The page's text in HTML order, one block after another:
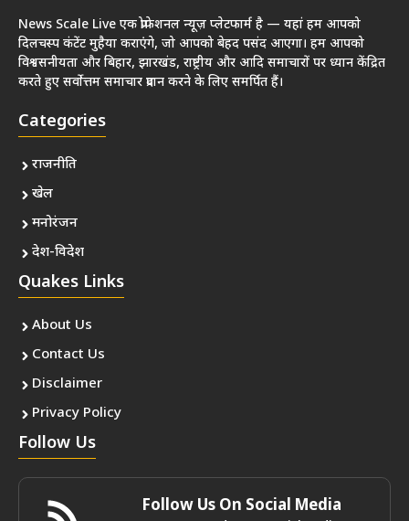
News Scale Live एक प्रोफेशनल न्यूज़ प्लेटफार्म है — यहां हम आपको
दिलचस्प कंटेंट मुहैया कराएंगे, जो आपको बेहद पसंद आएगा। हम आपको
विश्वसनीयता और बिहार, झारखंड, राष्ट्रीय और आदि समाचारों पर ध्यान केंद्रित
करते हुए सर्वोत्तम समाचार प्रदान करने के लिए समर्पित हैं।
Categories
राजनीति
खेल
मनोरंजन
देश-विदेश
Quakes Links
About Us
Contact Us
Disclaimer
Privacy Policy
Follow Us
Follow Us On Social Media